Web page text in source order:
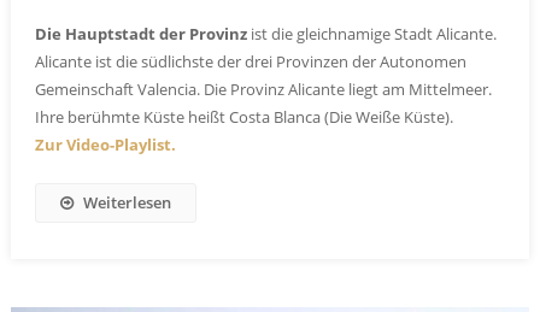
Die Hauptstadt der Provinz ist die gleichnamige Stadt Alicante.
Alicante ist die südlichste der drei Provinzen der Autonomen
Gemeinschaft Valencia. Die Provinz Alicante liegt am Mittelmeer.
Ihre berühmte Küste heißt Costa Blanca (Die Weiße Küste).
Zur Video-Playlist.
Weiterlesen